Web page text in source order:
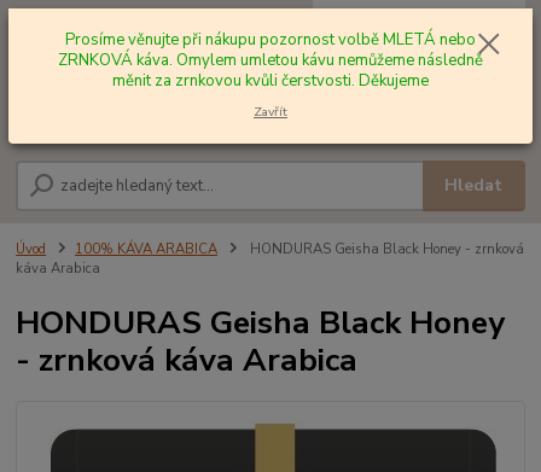
Hledat
+420 602 577 209 za0,00 Kč
Úvod 100% KÁVA ARABICA
HONDURAS Geisha Black Honey - zrnková
káva Arabica
HONDURAS Geisha Black Honey
- zrnková káva Arabica
Prosíme věnujte při nákupu pozornost volbě MLETÁ nebo
ZRNKOVÁ káva. Omylem umletou kávu nemůžeme následně
měnit za zrnkovou kvůli čerstvosti. Děkujeme
Zavřít